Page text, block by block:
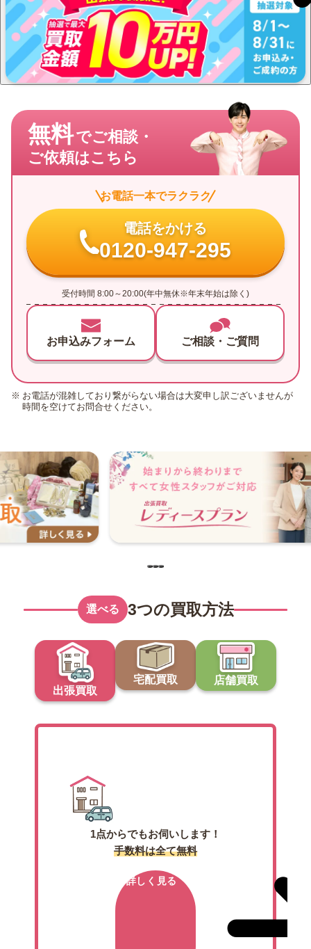
無料でご相談・
ご依頼はこちら
お電話一本でラクラク
電話をかける
0120-947-295
受付時間 8:00～20:00(年中無休※年末年始は除く)
お申込みフォーム ご相談・ご質問
お電話が混雑しており繋がらない場合は大変申し訳ございませんが
時間を空けてお問合せください。
選べる 3つの買取方法
出張買取
宅配買取 店舗買取
1点からでもお伺いします！
手数料は全て無料
詳しく見る